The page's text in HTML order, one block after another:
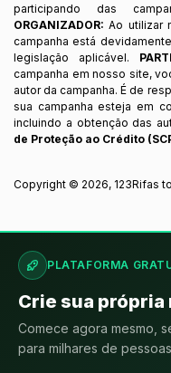
participando das
ORGANIZADOR: Ao utilizar
campanha está
legislação aplicável.
campanha em nosso site,
autor da campanha. É de
sua campanha esteja em
incluindo a obtenção das
de Proteção ao Crédito
Copyright © 2026, 123Rifas
PLATAFORMA
Crie sua própria
Comece agora mesmo,
para milhares de